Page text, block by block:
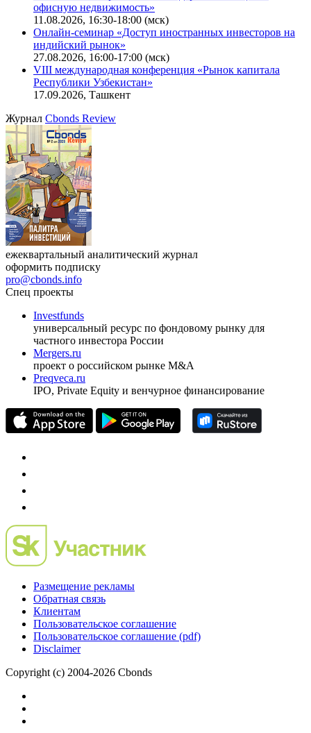
офисную недвижимость»
11.08.2026, 16:30-18:00 (мск)
Онлайн-семинар «Доступ иностранных инвесторов на
индийский рынок»
27.08.2026, 16:00-17:00 (мск)
VIII международная конференция «Рынок капитала
Республики Узбекистан»
17.09.2026, Ташкент
Журнал Cbonds Review
ежеквартальный аналитический журнал
оформить подписку
pro@cbonds.info
Спец проекты
Investfunds
универсальный ресурс по фондовому рынку для
частного инвестора России
Mergers.ru
проект о российском рынке M&A
Preqveca.ru
IPO, Private Equity и венчурное финансирование
Размещение рекламы
Обратная связь
Клиентам
Пользовательское соглашение
Пользовательское соглашение (pdf)
Disclaimer
Copyright (c) 2004-2026 Cbonds